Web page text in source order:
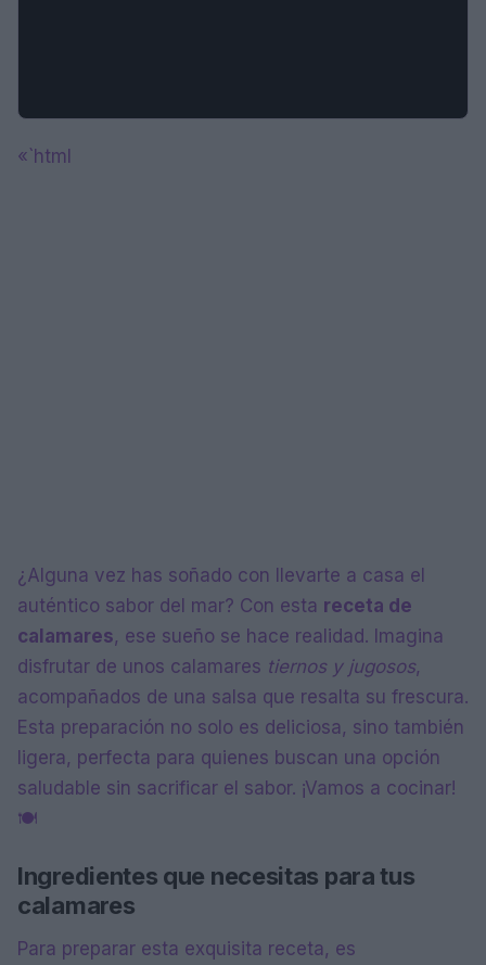
«`html
¿Alguna vez has soñado con llevarte a casa el
auténtico sabor del mar? Con esta receta de
calamares, ese sueño se hace realidad. Imagina
disfrutar de unos calamares tiernos y jugosos,
acompañados de una salsa que resalta su frescura.
Esta preparación no solo es deliciosa, sino también
ligera, perfecta para quienes buscan una opción
saludable sin sacrificar el sabor. ¡Vamos a cocinar!
🍽️
Ingredientes que necesitas para tus
calamares
Para preparar esta exquisita receta, es